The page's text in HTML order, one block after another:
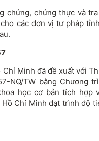
chứng, chứng thực và
các đơn vị tư pháp
Minh đã đề xuất với
NQ/TW bằng Chương
học cơ bản tích hợp
Chí Minh đạt trình độ